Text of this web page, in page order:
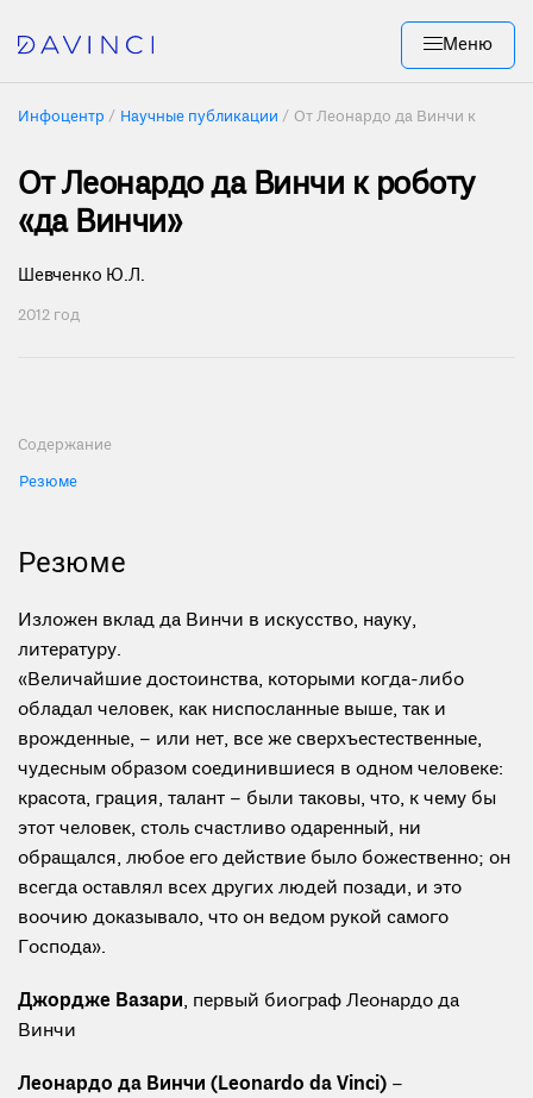
Меню
Инфоцентр Научные публикации От Леонардо да Винчи к
От Леонардо да Винчи к роботу
«да Винчи»
Шевченко Ю.Л.
2012 год
Содержание
Резюме
Резюме
Изложен вклад да Винчи в искусство, науку,
литературу.
«Величайшие достоинства, которыми когда-либо
обладал человек, как ниспосланные выше, так и
врожденные, – или нет, все же сверхъестественные,
чудесным образом соединившиеся в одном человеке:
красота, грация, талант – были таковы, что, к чему бы
этот человек, столь счастливо одаренный, ни
обращался, любое его действие было божественно; он
всегда оставлял всех других людей позади, и это
воочию доказывало, что он ведом рукой самого
Господа».
Джордже Вазари, первый биограф Леонардо да
Винчи
Леонардо да Винчи (Leonardo da Vinci) –